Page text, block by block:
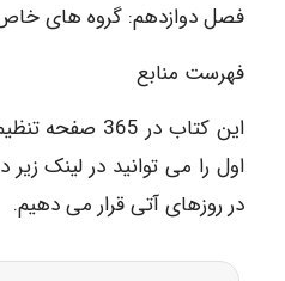
فصل دوازدهم: گروه های
فهرست منابع
این کتاب در
اول را می توانید در لینک
در روزهای آتی قرار می دهیم.